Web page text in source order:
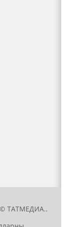
© ТАТМЕДИА..